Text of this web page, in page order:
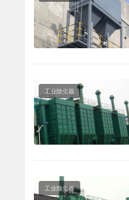
工业除尘器
工业除尘器